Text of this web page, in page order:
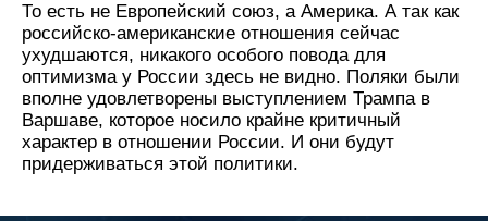
То есть не Европейский союз, а Америка. А так как
российско-американские отношения сейчас
ухудшаются, никакого особого повода для
оптимизма у России здесь не видно. Поляки были
вполне удовлетворены выступлением Трампа в
Варшаве, которое носило крайне критичный
характер в отношении России. И они будут
придерживаться этой политики.